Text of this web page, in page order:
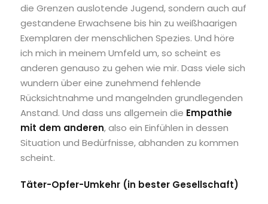
die Grenzen auslotende Jugend, sondern auch auf
gestandene Erwachsene bis hin zu weißhaarigen
Exemplaren der menschlichen Spezies. Und höre
ich mich in meinem Umfeld um, so scheint es
anderen genauso zu gehen wie mir. Dass viele sich
wundern über eine zunehmend fehlende
Rücksichtnahme und mangelnden grundlegenden
Anstand. Und dass uns allgemein die Empathie
mit dem anderen, also ein Einfühlen in dessen
Situation und Bedürfnisse, abhanden zu kommen
scheint.
Täter-Opfer-Umkehr (in bester Gesellschaft)